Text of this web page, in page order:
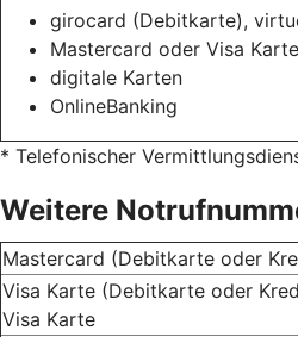
girocard (Debitkarte),
Mastercard oder Visa
digitale Karten
OnlineBanking
* Telefonischer
Weitere
Mastercard (Debitkarte oder
Visa Karte (Debitkarte oder
Visa Karte